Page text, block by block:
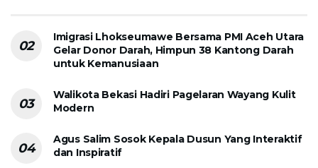
Imigrasi Lhokseumawe Bersama PMI Aceh Utara
Gelar Donor Darah, Himpun 38 Kantong Darah
untuk Kemanusiaan
Walikota Bekasi Hadiri Pagelaran Wayang Kulit
Modern
Agus Salim Sosok Kepala Dusun Yang Interaktif
dan Inspiratif